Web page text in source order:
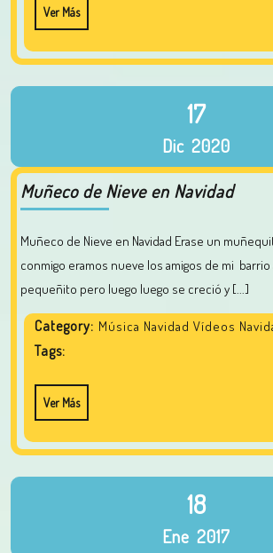
Ver Más
17
Dic 2020
Muñeco de Nieve en Navidad
Muñeco de Nieve en Navidad Erase un muñequito de nieve que
conmigo eramos nueve los amigos de mi
pequeñito pero luego luego se creció y [...]
Category: Música Navidad Vídeos
Tags:
Ver Más
18
Ene 2017